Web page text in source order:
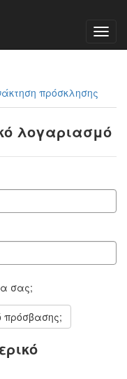
πρόσκλησης
λογαριασμό
σας;
πρόσβασης;